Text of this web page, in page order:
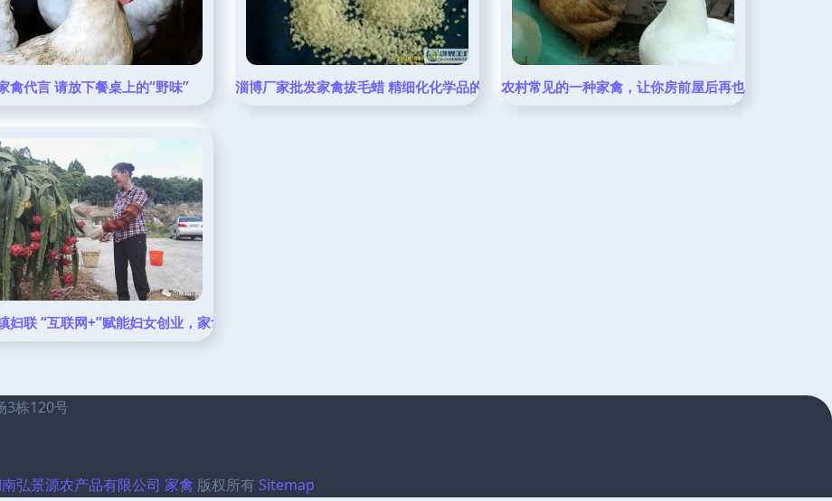
禽代言 请放下餐桌上的“野味” 淄博厂家批发家禽拔毛蜡 精细化化学品的优势与应用指南农村常见的一种家禽，让你房前屋后再也不见蛇的身影
禽中心的科技创新助力蛋鸡产业升级
妇联 “互联网+”赋能妇女创业，家禽养殖开启“巾帼”新篇章
3栋120号
弘景源农产品有限公司 家禽 版权所有 Sitemap